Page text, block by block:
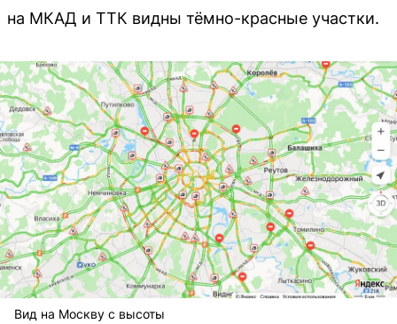
на МКАД и ТТК видны тёмно-красные участки.
Вид на Москву с высоты